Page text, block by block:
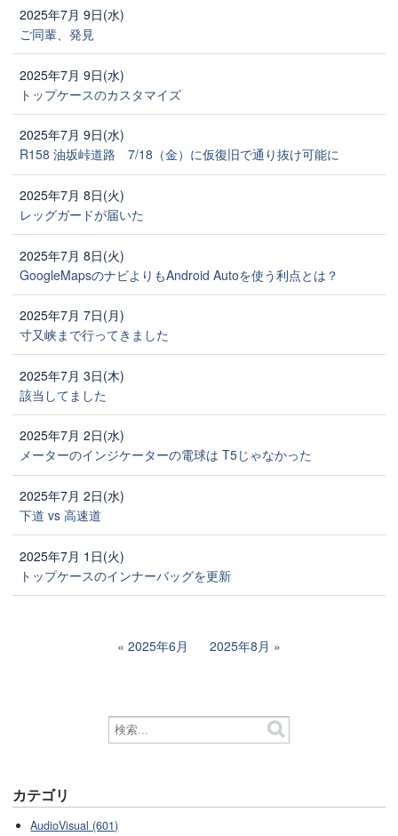
2025年7月 9日(水)
ご同輩、発見
2025年7月 9日(水)
トップケースのカスタマイズ
2025年7月 9日(水)
R158 油坂峠道路 7/18（金）に仮復旧で通り抜け可能に
2025年7月 8日(火)
レッグガードが届いた
2025年7月 8日(火)
GoogleMapsのナビよりもAndroid Autoを使う利点とは？
2025年7月 7日(月)
寸又峡まで行ってきました
2025年7月 3日(木)
該当してました
2025年7月 2日(水)
メーターのインジケーターの電球は T5じゃなかった
2025年7月 2日(水)
下道 vs 高速道
2025年7月 1日(火)
トップケースのインナーバッグを更新
2025年6月 2025年8月
カテゴリ
AudioVisual (601)